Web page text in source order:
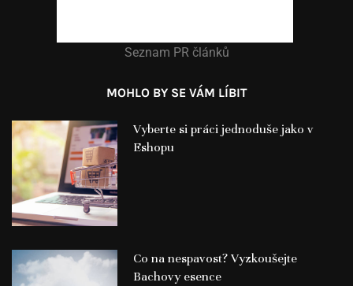
Seznam PR článků
MOHLO BY SE VÁM LÍBIT
Vyberte si práci jednoduše jako v
Eshopu
Co na nespavost? Vyzkoušejte
Bachovy esence